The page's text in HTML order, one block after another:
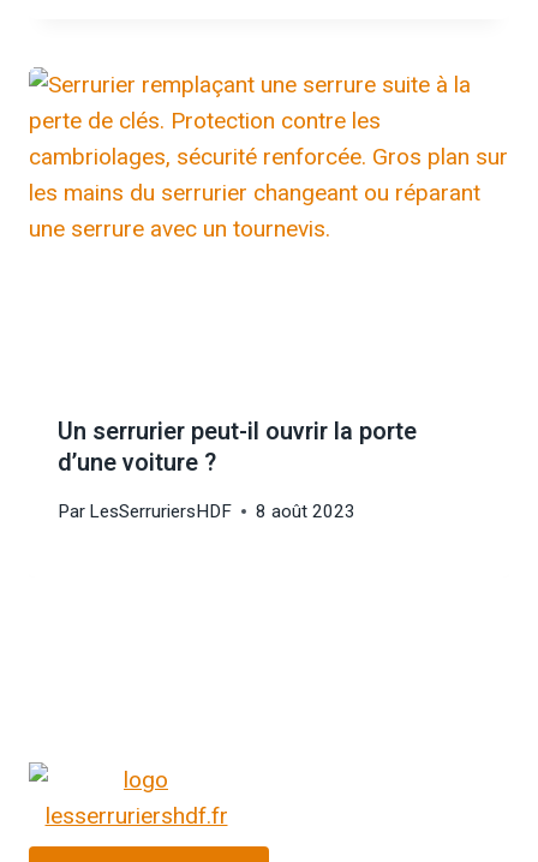
Un serrurier peut-il ouvrir la porte
d’une voiture ?
Par LesSerruriersHDF 8 août 2023